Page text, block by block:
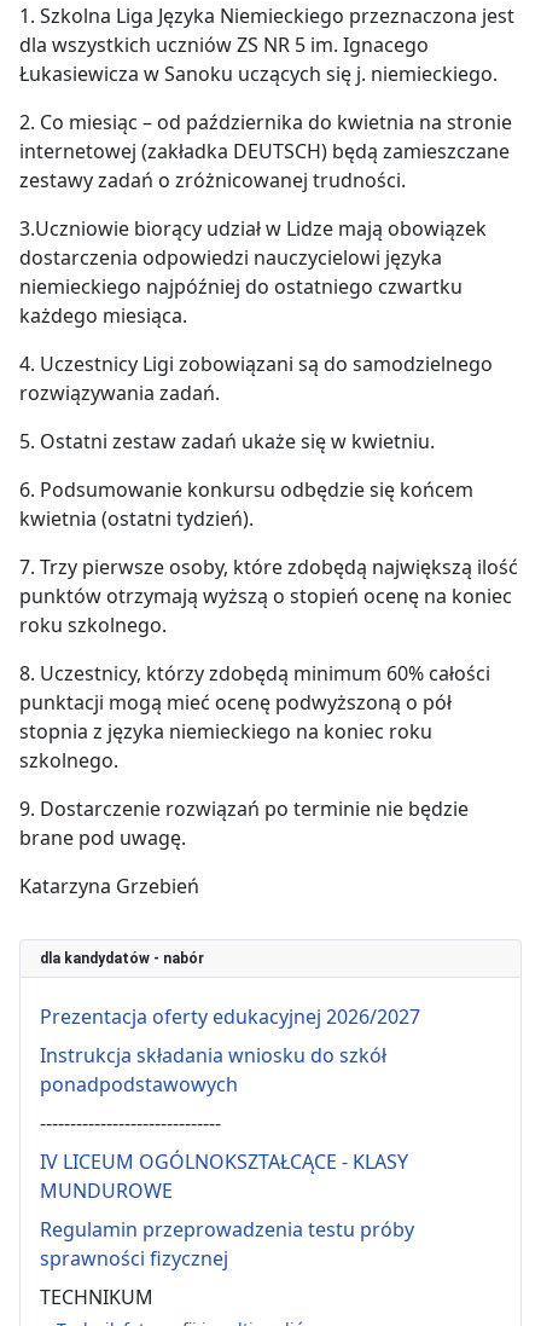
1. Szkolna Liga Języka Niemieckiego przeznaczona jest
dla wszystkich uczniów ZS NR 5 im. Ignacego
Łukasiewicza w Sanoku uczących się j. niemieckiego.
2. Co miesiąc – od października do kwietnia na stronie
internetowej (zakładka DEUTSCH) będą zamieszczane
zestawy zadań o zróżnicowanej trudności.
3.Uczniowie biorący udział w Lidze mają obowiązek
dostarczenia odpowiedzi nauczycielowi języka
niemieckiego najpóźniej do ostatniego czwartku
każdego miesiąca.
4. Uczestnicy Ligi zobowiązani są do samodzielnego
rozwiązywania zadań.
5. Ostatni zestaw zadań ukaże się w kwietniu.
6. Podsumowanie konkursu odbędzie się końcem
kwietnia (ostatni tydzień).
7. Trzy pierwsze osoby, które zdobędą największą ilość
punktów otrzymają wyższą o stopień ocenę na koniec
roku szkolnego.
8. Uczestnicy, którzy zdobędą minimum 60% całości
punktacji mogą mieć ocenę podwyższoną o pół
stopnia z języka niemieckiego na koniec roku
szkolnego.
9. Dostarczenie rozwiązań po terminie nie będzie
brane pod uwagę.
Katarzyna Grzebień
dla kandydatów - nabór
Prezentacja oferty edukacyjnej 2026/2027
Instrukcja składania wniosku do szkół
ponadpodstawowych
------------------------------
IV LICEUM OGÓLNOKSZTAŁCĄCE - KLASY
MUNDUROWE
Regulamin przeprowadzenia testu próby
sprawności fizycznej
TECHNIKUM